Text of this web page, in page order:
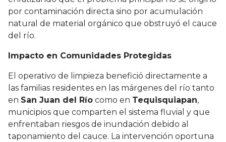
por contaminación directa sino por acumulación
natural de material orgánico que obstruyó el cauce
del río.
Impacto en Comunidades Protegidas
El operativo de limpieza benefició directamente a
las familias residentes en las márgenes del río tanto
en San Juan del Río como en Tequisquiapan,
municipios que comparten el sistema fluvial y que
enfrentaban riesgos de inundación debido al
taponamiento del cauce. La intervención oportuna